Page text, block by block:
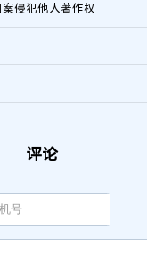
侵犯他人著作权
评论